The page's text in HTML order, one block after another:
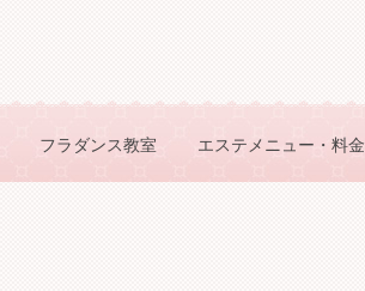
フラダンス教室 エステメニュー・料金